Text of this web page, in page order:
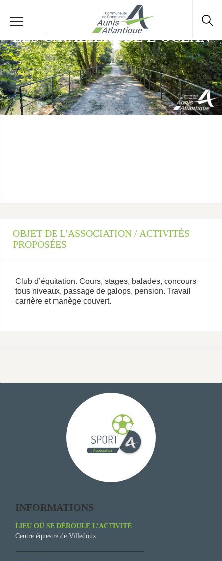
LES CAVALIERS DE L'OCEAN
OBJET DE L'ASSOCIATION / ACTIVITÉS
PROPOSÉES
Club d’équitation. Cours, stages, balades, concours
tous niveaux, passage de galops, pension. Travail
carrière et manège couvert.
INFORMATIONS
LIEU OÙ SE DÉROULE L’ACTIVITÉ
Centre équestre de Villedoux